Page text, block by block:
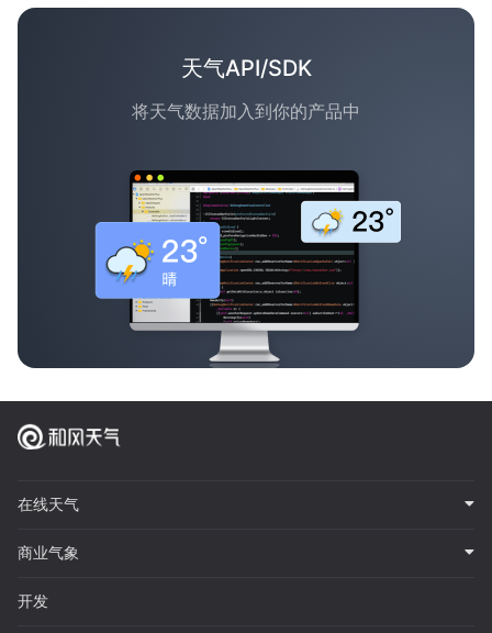
天气API/SDK
将天气数据加入到你的产品中
在线天气
商业气象
开发